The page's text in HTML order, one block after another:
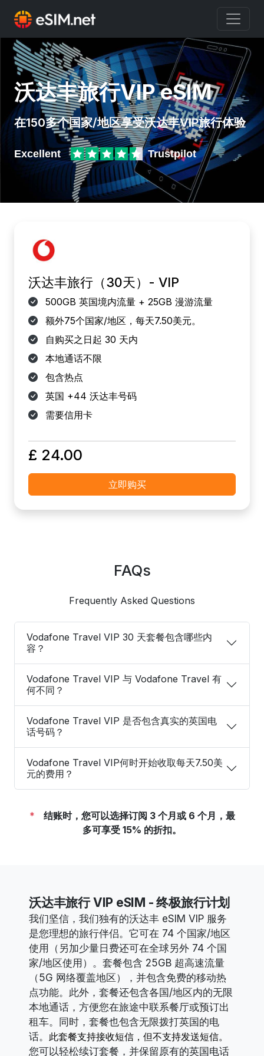
沃达丰旅行VIP eSIM
在150多个国家/地区享受沃达丰VIP旅行体验
沃达丰旅行（30天）- VIP
500GB 英国境内流量 + 25GB 漫游流量
额外75个国家/地区，每天7.50美元。
自购买之日起 30 天内
本地通话不限
包含热点
英国 +44 沃达丰号码
需要信用卡
£ 24.00
立即购买
FAQs
Frequently Asked Questions
Vodafone Travel VIP 30 天套餐包含哪些内
容？
Vodafone Travel VIP 与 Vodafone Travel 有
何不同？
Vodafone Travel VIP 是否包含真实的英国电
话号码？
Vodafone Travel VIP何时开始收取每天7.50美
元的费用？
*
结账时，您可以选择订阅 3 个月或 6 个月，最
多可享受 15% 的折扣。
沃达丰旅行 VIP eSIM - 终极旅行计划
我们坚信，我们独有的沃达丰 eSIM VIP 服务
是您理想的旅行伴侣。它可在 74 个国家/地区
使用（另加少量日费还可在全球另外 74 个国
家/地区使用）。套餐包含 25GB 超高速流量
（5G 网络覆盖地区），并包含免费的移动热
点功能。 此外，套餐还包含各国/地区内的无限
本地通话，方便您在旅途中联系餐厅或预订出
租车。同时，套餐也包含无限拨打英国的电
话。 此套餐支持接收短信，但不支持发送短信。
您可以轻松续订套餐，并保留原有的英国电话